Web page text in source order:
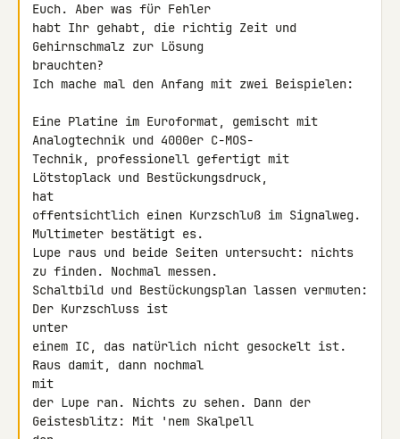
Euch. Aber was für Fehler
habt Ihr gehabt, die richtig Zeit und
Gehirnschmalz zur Lösung
brauchten?
Ich mache mal den Anfang mit zwei Beispielen:
Eine Platine im Euroformat, gemischt mit
Analogtechnik und 4000er C-MOS-
Technik, professionell gefertigt mit
Lötstoplack und Bestückungsdruck,
hat
offentsichtlich einen Kurzschluß im Signalweg.
Multimeter bestätigt es.
Lupe raus und beide Seiten untersucht: nichts
zu finden. Nochmal messen.
Schaltbild und Bestückungsplan lassen vermuten:
Der Kurzschluss ist
unter
einem IC, das natürlich nicht gesockelt ist.
Raus damit, dann nochmal
mit
der Lupe ran. Nichts zu sehen. Dann der
Geistesblitz: Mit 'nem Skalpell